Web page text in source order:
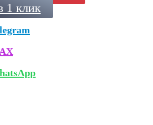
1 клик